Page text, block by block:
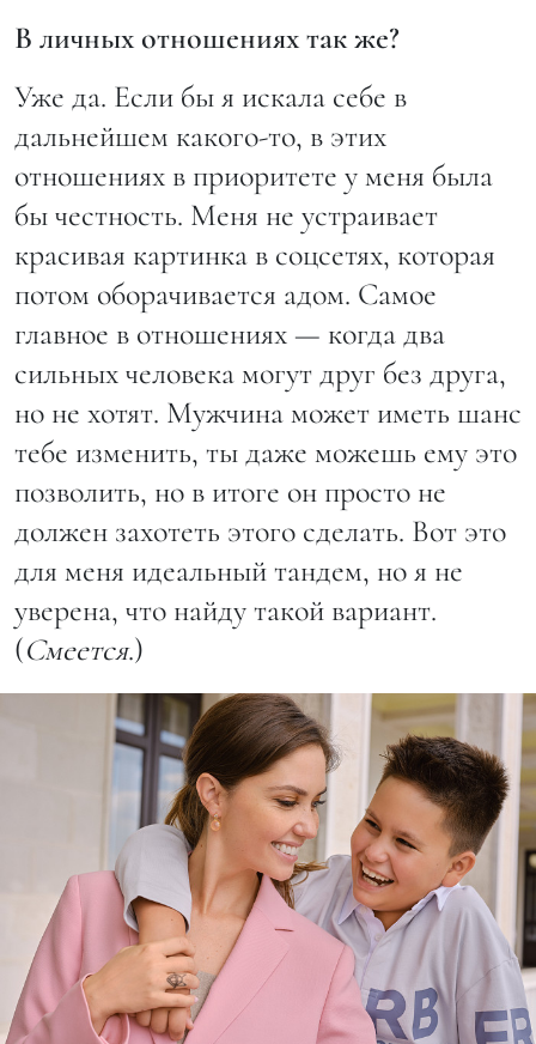
В личных отношениях так же?
Уже да. Если бы я искала себе в
дальнейшем какого-то, в этих
отношениях в приоритете у меня была
бы честность. Меня не устраивает
красивая картинка в соцсетях, которая
потом оборачивается адом. Самое
главное в отношениях — когда два
сильных человека могут друг без друга,
но не хотят. Мужчина может иметь шанс
тебе изменить, ты даже можешь ему это
позволить, но в итоге он просто не
должен захотеть этого сделать. Вот это
для меня идеальный тандем, но я не
уверена, что найду такой вариант.
(Смеется.)